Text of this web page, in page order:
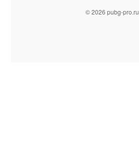
© 2026 pubg-pro.ru